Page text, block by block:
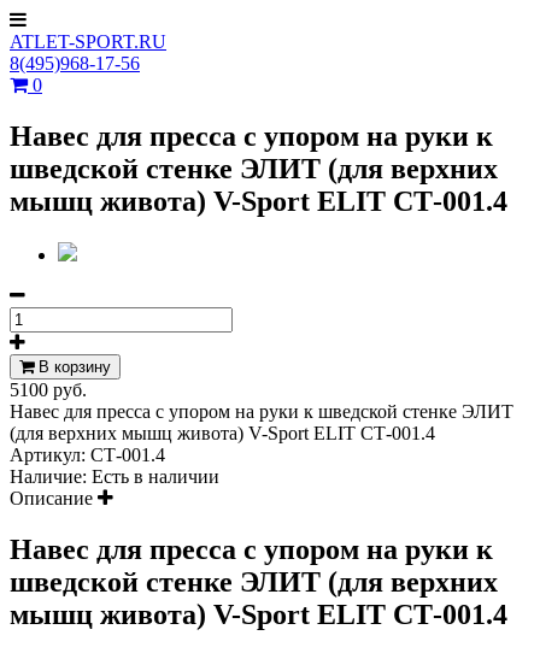
ATLET-SPORT.RU
8(495)968-17-56
0
Навес для пресса с упором на руки к
шведской стенке ЭЛИТ (для верхних
мышц живота) V-Sport ELIT СТ-001.4
В корзину
5100 руб.
Навес для пресса с упором на руки к шведской стенке ЭЛИТ
(для верхних мышц живота) V-Sport ELIT СТ-001.4
Артикул: СТ-001.4
Наличие: Есть в наличии
Описание
Навес для пресса с упором на руки к
шведской стенке ЭЛИТ (для верхних
мышц живота) V-Sport ELIT СТ-001.4